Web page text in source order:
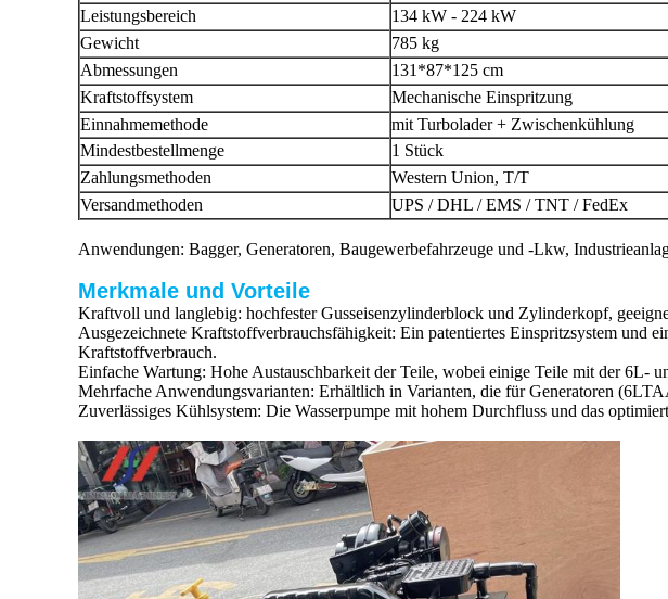
Leistungsbereich
134 kW - 224 kW
Gewicht
785 kg
Abmessungen
131*87*125 cm
Kraftstoffsystem
Mechanische Einspritzung
Einnahmemethode
mit Turbolader + Zwischenkühlung
Mindestbestellmenge
1 Stück
Zahlungsmethoden
Western Union, T/T
Versandmethoden
UPS / DHL / EMS / TNT / FedEx
Anwendungen: Bagger, Generatoren, Baugewerbefahrzeuge und -Lkw,
Merkmale und Vorteile
Kraftvoll und langlebig: hochfester Gusseisenzylinderblock und Zylinderkopf,
Ausgezeichnete Kraftstoffverbrauchsfähigkeit: Ein patentiertes Einspritzsystem und
Kraftstoffverbrauch.
Einfache Wartung: Hohe Austauschbarkeit der Teile, wobei einige Teile mit der 6L-
Mehrfache Anwendungsvarianten: Erhältlich in Varianten, die für Generatoren
Zuverlässiges Kühlsystem: Die Wasserpumpe mit hohem Durchfluss und das